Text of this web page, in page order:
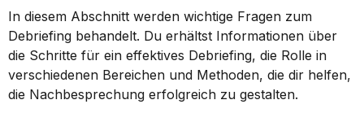
In diesem Abschnitt werden wichtige Fragen zum
Debriefing behandelt. Du erhältst Informationen über
die Schritte für ein effektives Debriefing, die Rolle in
verschiedenen Bereichen und Methoden, die dir helfen,
die Nachbesprechung erfolgreich zu gestalten.